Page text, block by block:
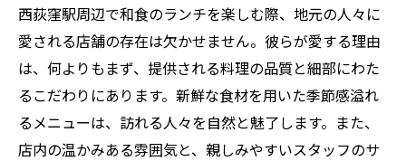
西荻窪駅周辺で和食のランチを楽しむ際、地元の人々に
愛される店舗の存在は欠かせません。彼らが愛する理由
は、何よりもまず、提供される料理の品質と細部にわた
るこだわりにあります。新鮮な食材を用いた季節感溢れ
るメニューは、訪れる人々を自然と魅了します。また、
店内の温かみある雰囲気と、親しみやすいスタッフのサ